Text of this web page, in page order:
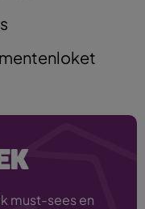
must-sees en